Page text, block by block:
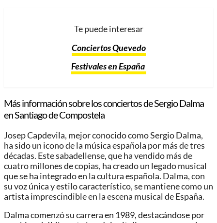
Te puede interesar
Conciertos Quevedo
Festivales en España
Más información sobre los conciertos de Sergio Dalma
en Santiago de Compostela
Josep Capdevila, mejor conocido como Sergio Dalma,
ha sido un icono de la música española por más de tres
décadas. Este sabadellense, que ha vendido más de
cuatro millones de copias, ha creado un legado musical
que se ha integrado en la cultura española. Dalma, con
su voz única y estilo característico, se mantiene como un
artista imprescindible en la escena musical de España.
Dalma comenzó su carrera en 1989, destacándose por